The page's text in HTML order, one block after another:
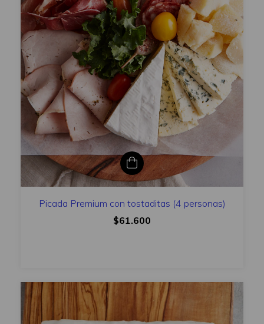
Picada Premium con tostaditas (4 personas)
$61.600